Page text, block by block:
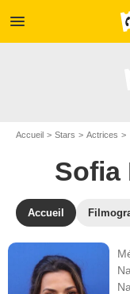
menu
Accueil Stars Actrices
Sofia
Accueil